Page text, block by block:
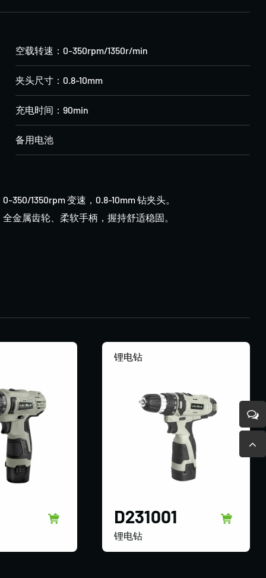
空载转速：0-350rpm/1350r/min
夹头尺寸：0.8-10mm
充电时间：90min
备用电池
350/1350rpm 变速，0.8-10mm 钻夹头。
金属齿轮、柔软手柄，握持舒适稳固。
锂电钻
D231001
锂电钻